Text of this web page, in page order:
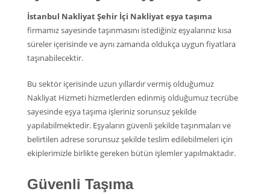
İstanbul Nakliyat Şehir İçi Nakliyat eşya taşıma
firmamız sayesinde taşınmasını istediğiniz eşyalarınız kısa
süreler içerisinde ve aynı zamanda oldukça uygun fiyatlara
taşınabilecektir.
Bu sektör içerisinde uzun yıllardır vermiş olduğumuz
Nakliyat Hizmeti hizmetlerden edinmiş olduğumuz tecrübe
sayesinde eşya taşıma işleriniz sorunsuz şekilde
yapılabilmektedir. Eşyaların güvenli şekilde taşınmaları ve
belirtilen adrese sorunsuz şekilde teslim edilebilmeleri için
ekiplerimizle birlikte gereken bütün işlemler yapılmaktadır.
Güvenli Taşıma